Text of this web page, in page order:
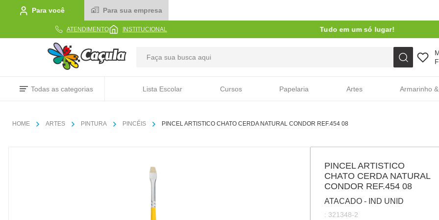
Para você Para sua empresa
ATENDIMENTO INSTITUCIONAL Tudo em um só lugar!
Todas as categorias Lista Escolar Cursos Papelaria Artes Armarinho
ARTES PINTURA PINCÉIS PINCEL ARTISTICO CHATO CERDA NATURAL CONDOR REF.454 08
PINCEL ARTISTICO
CHATO CERDA NATURAL
CONDOR REF.454 08
ATACADO - IND UNID
: 321348-2
TERMOS MAIS BUSCADOS